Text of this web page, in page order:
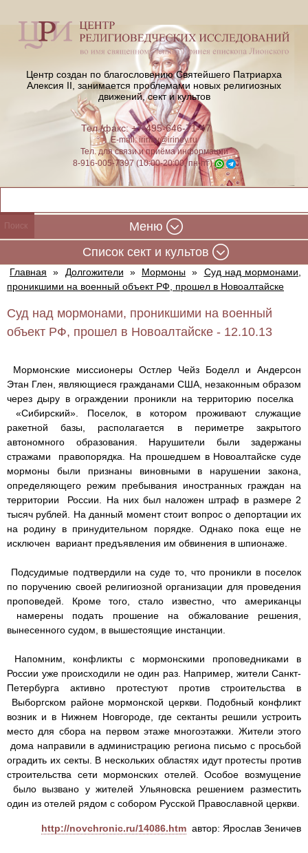
Центр создан по благословению Святейшего Патриарха
Алексия II, занимается проблемами новых религиозных
движений, сект и культов
Тел./факс: +7-495-646-71-47
E-mail:iriney@iriney.ru
Тел. для связи и приёма информации
8-916-005-7397 (10:00-20:00, пн-пт)
Меню
Cписок сект и культов
Главная » Долгожители » Мормоны »
Суд над мормонами,
проникшими на военный объект РФ, прошел в Новоалтайске
Суд над мормонами, проникшими на военный
объект РФ, прошел в Новоалтайске - 12.10.13
Мормонские миссионеры Остлер Чейз Боделл и Андерсон
Этан Глен, являющиеся гражданами США, незаконным образом
через дыру в ограждении проникли на территорию поселка
«Сибирский». Поселок, в котором проживают служащие
ракетной базы, располагается в периметре закрытого
автономного образования. Нарушители были задержаны
стражами правопорядка. На прошедшем в Новоалтайске суде
мормоны были признаны виновными в нарушении закона,
определяющего режим пребывания иностранных граждан на
территории России. На них был наложен штраф в размере 2
тысяч рублей. На данный момент стоит вопрос о депортации их
на родину в принудительном порядке. Однако пока еще не
исключен вариант предъявления им обвинения в шпионаже.
Подсудимые подтвердили на суде то, что проникли в поселок
по поручению своей религиозной организации для проведения
проповедей. Кроме того, стало известно, что американцы
намерены подать прошение на обжалование решения,
вынесенного судом, в вышестоящие инстанции.
Напомним, конфликты с мормонскими проповедниками в
России уже происходили не один раз. Например, жители Санкт-
Петербурга активно протестуют против строительства в
Выборгском районе мормонской церкви. Подобный конфликт
возник и в Нижнем Новгороде, где сектанты решили устроить
место для сбора на первом этаже многоэтажки. Жители этого
дома направили в администрацию региона письмо с просьбой
оградить их секты. В нескольких областях идут протесты против
строительства сети мормонских отелей. Особое возмущение
было вызвано у жителей Ульяновска решением разместить
один из отелей рядом с собором Русской Православной церкви.
http://novchronic.ru/14086.htm автор: Ярослав Зеничев